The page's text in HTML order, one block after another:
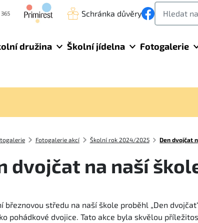
Schránka důvěry
družina Školní jídelna Fotogalerie
Fotogalerie akcí Školní rok 2024/2025 Den dvojčat
dvojčat na naší
březnovou středu na naší škole proběhl „Den
pohádkové dvojice. Tato akce byla skvělou